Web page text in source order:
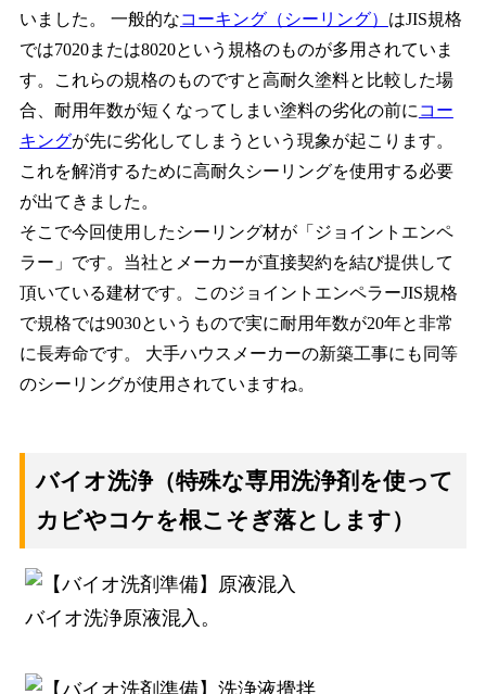
いました。 一般的なコーキング（シーリング） はJIS規格
では7020または8020という規格のものが多用されていま
す。これらの規格のものですと高耐久塗料と比較した場
合、耐用年数が短くなってしまい塗料の劣化の前にコー
キングが先に劣化してしまうという現象が起こります。
これを解消するために高耐久シーリングを使用する必要
が出てきました。
そこで今回使用したシーリング材が「ジョイントエンペ
ラー」です。当社とメーカーが直接契約を結び提供して
頂いている建材です。このジョイントエンペラーJIS規格
で規格では9030というもので実に耐用年数が20年と非常
に長寿命です。 大手ハウスメーカーの新築工事にも同等
のシーリングが使用されていますね。
バイオ洗浄（特殊な専用洗浄剤を使って
カビやコケを根こそぎ落とします）
バイオ洗浄原液混入。